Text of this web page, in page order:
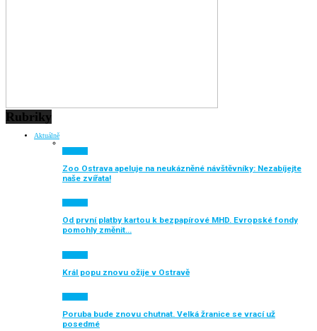
Rubriky
Aktuálně
Zoo Ostrava apeluje na neukázněné návštěvníky: Nezabíjejte
naše zvířata!
Od první platby kartou k bezpapírové MHD. Evropské fondy
pomohly změnit…
Král popu znovu ožije v Ostravě
Poruba bude znovu chutnat. Velká žranice se vrací už
posedmé